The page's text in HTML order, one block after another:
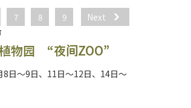
7 8 9 Next
物园 “夜间ZOO”
8日～9日、11日～12日、14日～